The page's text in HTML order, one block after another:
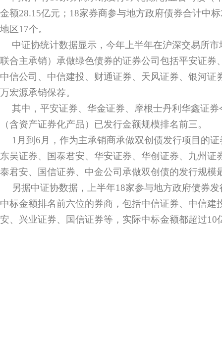
金额28.15亿元；18家券商参与地方政府债券合计中
地区17个。
中证协统计数据显示，今年上半年在沪深交易所
联合主承销）承做绿色债券的证券公司包括平安证券
中信公司、中信建投、财通证券、天风证券、银河证
万宏源承销保荐。
其中，平安证券、华金证券、摩根士丹利华鑫证
（含资产证券化产品）已发行金额规模排名前三。
1月到6月，作为主承销商承做双创债发行项目的
东吴证券、国泰君安、华安证券、华创证券、九州证
泰君安、国信证券、中金公司承做双创债的发行规模
另据中证协数据，上半年18家参与地方政府债券
中标金额排名前六位的券商，包括中信证券、中信建
安、兴业证券、国信证券等，实际中标金额都超过10